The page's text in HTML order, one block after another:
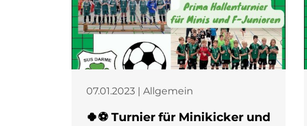
07.01.2023 | Allgemein
🍀⚽️ Turnier für Minikicker und